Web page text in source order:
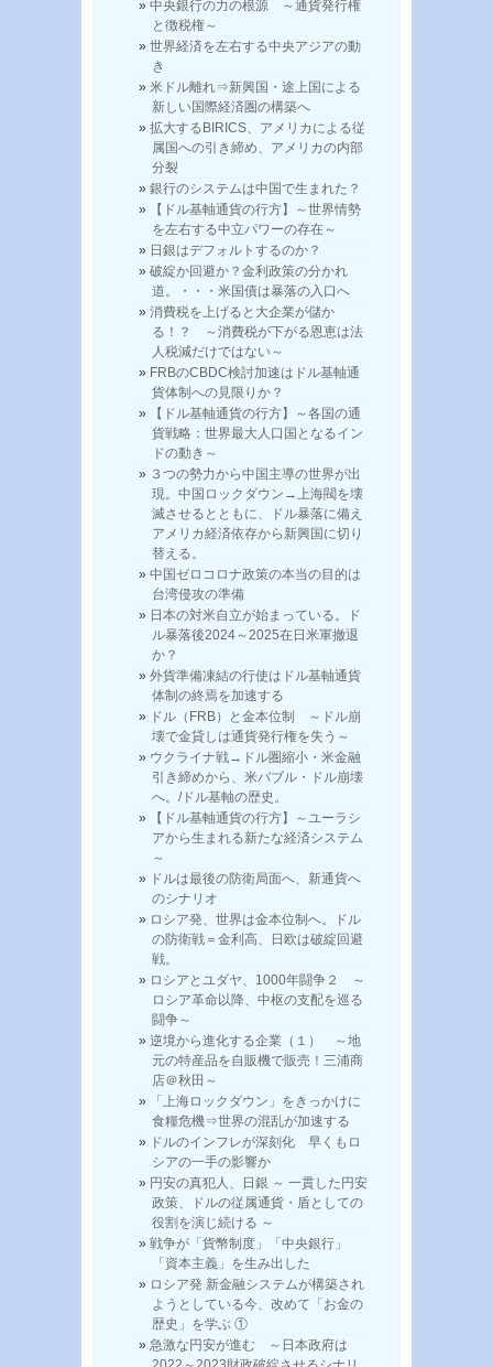
中央銀行の力の根源 ～通貨発行権
と徴税権～
世界経済を左右する中央アジアの動
き
米ドル離れ⇒新興国・途上国による
新しい国際経済圏の構築へ
拡大するBIRICS、アメリカによる従
属国への引き締め、アメリカの内部
分裂
銀行のシステムは中国で生まれた？
【ドル基軸通貨の行方】～世界情勢
を左右する中立パワーの存在～
日銀はデフォルトするのか？
破綻か回避か？金利政策の分かれ
道。・・・米国債は暴落の入口へ
消費税を上げると大企業が儲か
る！？ ～消費税が下がる恩恵は法
人税減だけではない～
FRBのCBDC検討加速はドル基軸通
貨体制への見限りか？
【ドル基軸通貨の行方】～各国の通
貨戦略：世界最大人口国となるイン
ドの動き～
３つの勢力から中国主導の世界が出
現。中国ロックダウン→上海閥を壊
滅させるとともに、ドル暴落に備え
アメリカ経済依存から新興国に切り
替える。
中国ゼロコロナ政策の本当の目的は
台湾侵攻の準備
日本の対米自立が始まっている。ド
ル暴落後2024～2025在日米軍撤退
か？
外貨準備凍結の行使はドル基軸通貨
体制の終焉を加速する
ドル（FRB）と金本位制 ～ドル崩
壊で金貸しは通貨発行権を失う～
ウクライナ戦→ドル圏縮小・米金融
引き締めから、米バブル・ドル崩壊
へ。/ドル基軸の歴史。
【ドル基軸通貨の行方】～ユーラシ
アから生まれる新たな経済システム
～
ドルは最後の防衛局面へ、新通貨へ
のシナリオ
ロシア発、世界は金本位制へ。ドル
の防衛戦＝金利高、日欧は破綻回避
戦。
ロシアとユダヤ、1000年闘争２ ～
ロシア革命以降、中枢の支配を巡る
闘争～
逆境から進化する企業（１） ～地
元の特産品を自販機で販売！三浦商
店＠秋田～
「上海ロックダウン」をきっかけに
食糧危機⇒世界の混乱が加速する
ドルのインフレが深刻化 早くもロ
シアの一手の影響か
円安の真犯人、日銀 ～ 一貫した円安
政策、ドルの従属通貨・盾としての
役割を演じ続ける ～
戦争が「貨幣制度」「中央銀行」
「資本主義」を生み出した
ロシア発 新金融システムが構築され
ようとしている今、改めて「お金の
歴史」を学ぶ ①
急激な円安が進む ～日本政府は